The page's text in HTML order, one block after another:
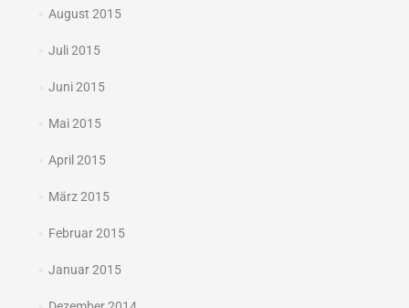
August 2015
Juli 2015
Juni 2015
Mai 2015
April 2015
März 2015
Februar 2015
Januar 2015